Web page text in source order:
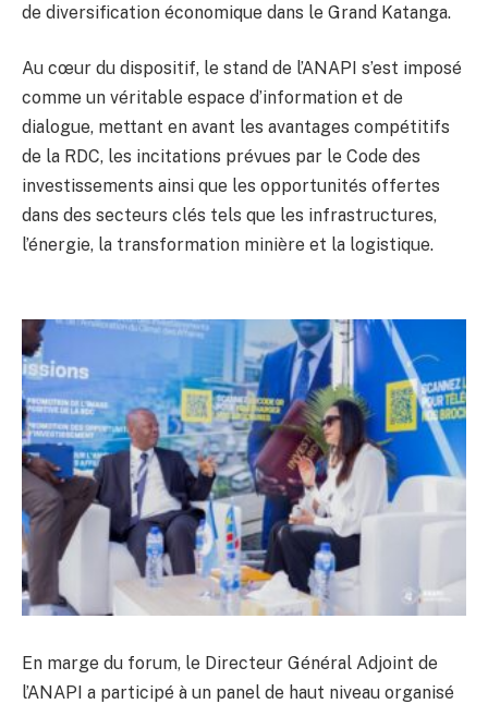
de diversification économique dans le Grand Katanga.
Au cœur du dispositif, le stand de l’ANAPI s’est imposé
comme un véritable espace d’information et de
dialogue, mettant en avant les avantages compétitifs
de la RDC, les incitations prévues par le Code des
investissements ainsi que les opportunités offertes
dans des secteurs clés tels que les infrastructures,
l’énergie, la transformation minière et la logistique.
En marge du forum, le Directeur Général Adjoint de
l’ANAPI a participé à un panel de haut niveau organisé